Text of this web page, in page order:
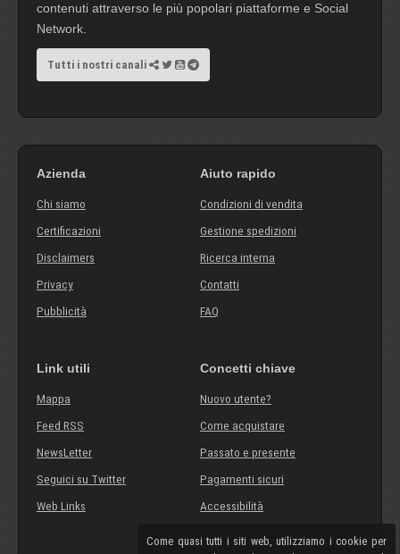
Come quasi tutti i siti web, utilizziamo i cookie per
contenuti attraverso le più popolari piattaforme e Social
Network.
Tutti i nostri canali
Azienda
Chi siamo
Certificazioni
Disclaimers
Privacy
Pubblicità
Aiuto rapido
Condizioni di vendita
Gestione spedizioni
Ricerca interna
Contatti
FAQ
Link utili
Mappa
Feed RSS
NewsLetter
Seguici su Twitter
Web Links
Concetti chiave
Nuovo utente?
Come acquistare
Passato e presente
Pagamenti sicuri
Accessibilità